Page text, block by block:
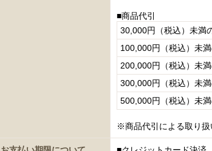
■商品代引
30,000円（税込）未満
100,000円（税込）未
200,000円（税込）未
300,000円（税込）未
500,000円（税込）未
※商品代引による取り扱